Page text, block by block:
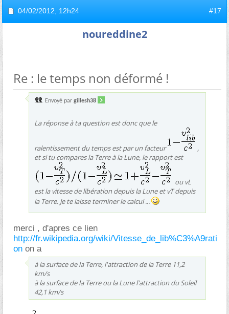
04/02/2012, 12h24 #17
noureddine2
Re : le temps non déformé !
Envoyé par gillesh38
La réponse à ta question est donc que le
ralentissement du temps est par un facteur
,
et si tu compares la Terre à la Lune, le rapport est
ou vL
est la vitesse de libération depuis la Lune et vT depuis
la Terre. Je te laisse terminer le calcul ...
merci , d'apres ce lien
http://fr.wikipedia.org/wiki/Vitesse_de_lib%C3%A9rati
on on a
à la surface de la Terre, l'attraction de la Terre 11,2
km/s
à la surface de la Terre ou la Lune l'attraction du Soleil
42,1 km/s